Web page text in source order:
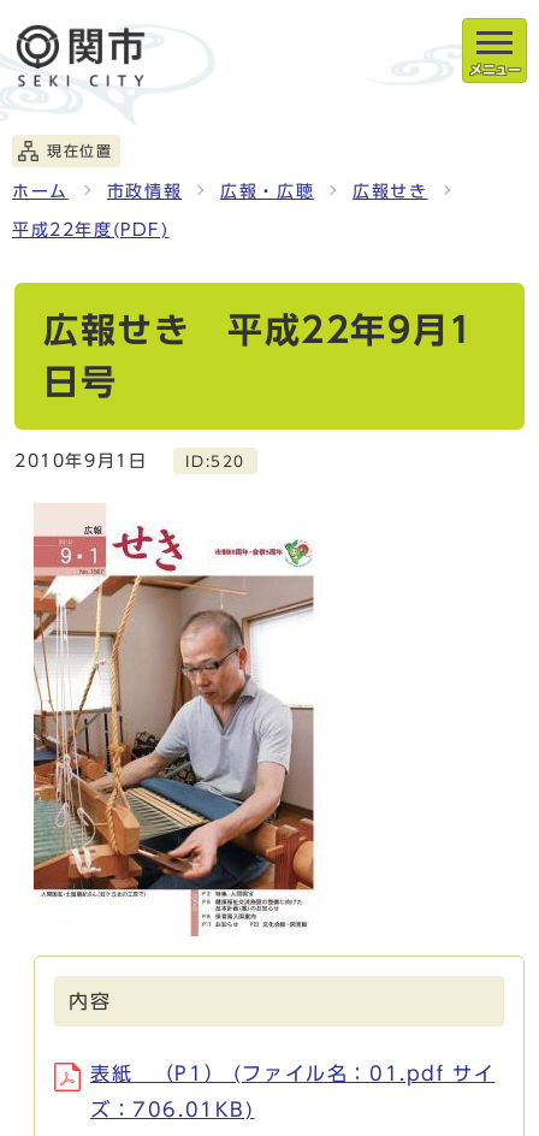
メニュー
現在位置
ホーム 市政情報 広報・広聴 広報せき
平成22年度(PDF)
広報せき 平成22年9月1
日号
2010年9月1日 ID:520
内容
表紙 （P1） (ファイル名：01.pdf サイ
ズ：706.01KB)